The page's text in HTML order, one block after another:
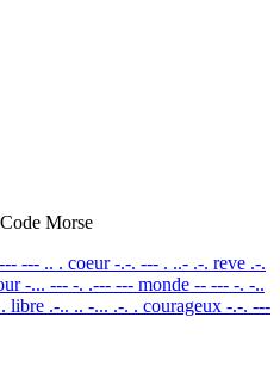
Morse
--- .. . coeur -.-. --- . ..- .-. reve .-.
-... --- -. .--- --- monde -- --- -. -..
libre .-.. .. -... .-. . courageux -.-. ---